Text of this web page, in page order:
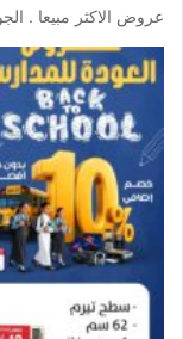
عروض الاكثر مبيعا .